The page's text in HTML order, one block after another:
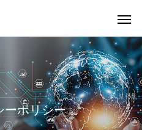
ーポリシー